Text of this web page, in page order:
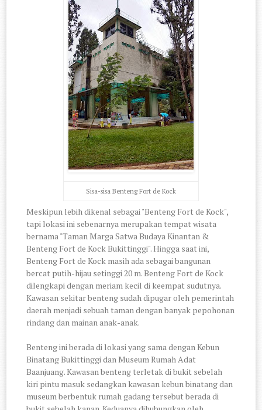
Sisa-sisa Benteng Fort de Kock
Meskipun lebih dikenal sebagai "Benteng Fort de Kock",
tapi lokasi ini sebenarnya merupakan tempat wisata
bernama "Taman Marga Satwa Budaya Kinantan &
Benteng Fort de Kock Bukittinggi". Hingga saat ini,
Benteng Fort de Kock masih ada sebagai bangunan
bercat putih-hijau setinggi 20 m. Benteng Fort de Kock
dilengkapi dengan meriam kecil di keempat sudutnya.
Kawasan sekitar benteng sudah dipugar oleh pemerintah
daerah menjadi sebuah taman dengan banyak pepohonan
rindang dan mainan anak-anak.
Benteng ini berada di lokasi yang sama dengan Kebun
Binatang Bukittinggi dan Museum Rumah Adat
Baanjuang. Kawasan benteng terletak di bukit sebelah
kiri pintu masuk sedangkan kawasan kebun binatang dan
museum berbentuk rumah gadang tersebut berada di